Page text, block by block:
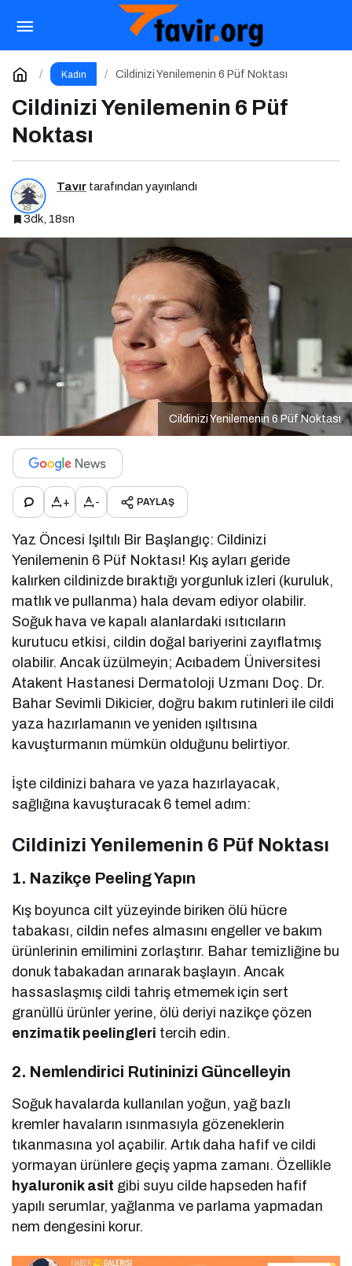
Kadın Cildinizi Yenilemenin 6 Püf Noktası
Cildinizi Yenilemenin 6 Püf
Noktası
Tavır tarafından yayınlandı
3dk, 18sn
Cildinizi Yenilemenin 6 Püf Noktası
+ - PAYLAŞ
Yaz Öncesi Işıltılı Bir Başlangıç: Cildinizi
Yenilemenin 6 Püf Noktası! Kış ayları geride
kalırken cildinizde bıraktığı yorgunluk izleri (kuruluk,
matlık ve pullanma) hala devam ediyor olabilir.
Soğuk hava ve kapalı alanlardaki ısıtıcıların
kurutucu etkisi, cildin doğal bariyerini zayıflatmış
olabilir. Ancak üzülmeyin; Acıbadem Üniversitesi
Atakent Hastanesi Dermatoloji Uzmanı Doç. Dr.
Bahar Sevimli Dikicier, doğru bakım rutinleri ile cildi
yaza hazırlamanın ve yeniden ışıltısına
kavuşturmanın mümkün olduğunu belirtiyor.
İşte cildinizi bahara ve yaza hazırlayacak,
sağlığına kavuşturacak 6 temel adım:
Cildinizi Yenilemenin 6 Püf Noktası
1. Nazikçe Peeling Yapın
Kış boyunca cilt yüzeyinde biriken ölü hücre
tabakası, cildin nefes almasını engeller ve bakım
ürünlerinin emilimini zorlaştırır. Bahar temizliğine bu
donuk tabakadan arınarak başlayın. Ancak
hassaslaşmış cildi tahriş etmemek için sert
granüllü ürünler yerine, ölü deriyi nazikçe çözen
enzimatik peelingleri tercih edin.
2. Nemlendirici Rutininizi Güncelleyin
Soğuk havalarda kullanılan yoğun, yağ bazlı
kremler havaların ısınmasıyla gözeneklerin
tıkanmasına yol açabilir. Artık daha hafif ve cildi
yormayan ürünlere geçiş yapma zamanı. Özellikle
hyaluronik asit gibi suyu cilde hapseden hafif
yapılı serumlar, yağlanma ve parlama yapmadan
nem dengesini korur.
Web3 Ekosisteminde Kadın Liderliği
Yorum Yap